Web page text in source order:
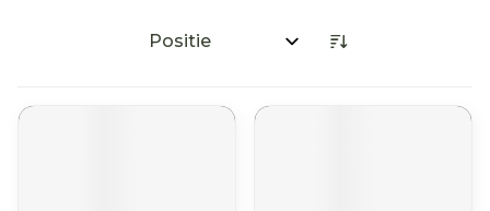
Sorteer op: